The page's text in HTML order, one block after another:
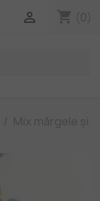
shopping_cart (0)

Mix mărgele și